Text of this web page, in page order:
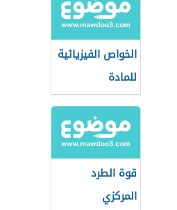
الخواص الفيزيائية
للمادة
قوة الطرد
المركزي